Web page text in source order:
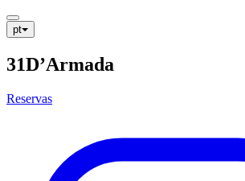
pt
31D’Armada
Reservas